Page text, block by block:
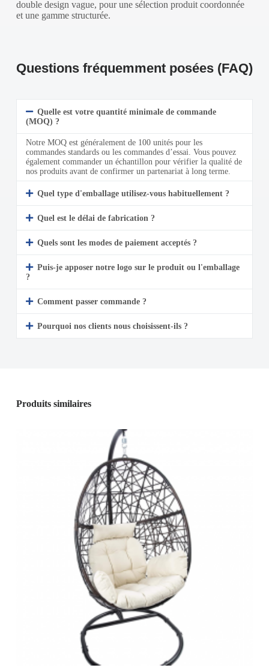
double design vague, pour une sélection produit coordonnée
et une gamme structurée.
Questions fréquemment posées (FAQ)
Quelle est votre quantité minimale de commande
(MOQ) ?
Notre MOQ est généralement de 100 unités pour les
commandes standards ou les commandes d’essai. Vous pouvez
également commander un échantillon pour vérifier la qualité de
nos produits avant de confirmer un partenariat à long terme.
Quel type d'emballage utilisez-vous habituellement ?
Quel est le délai de fabrication ?
Quels sont les modes de paiement acceptés ?
Puis-je apposer notre logo sur le produit ou l'emballage
?
Comment passer commande ?
Pourquoi nos clients nous choisissent-ils ?
Produits similaires